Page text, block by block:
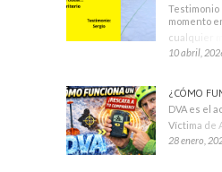
Testimonio
momento
cualquier
10 abril,
¿CÓMO
DVA es el
Víctima de
28 enero,